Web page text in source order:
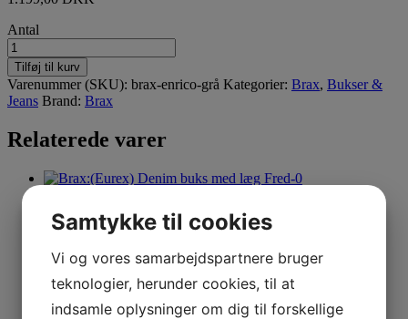
Antal
Brax
Enrico
grå
antal
Tilføj til kurv
Varenummer (SKU): brax-enrico-grå Kategorier: Brax, Bukser &
Jeans Brand: Brax
Relaterede varer
Brax:(Eurex) Denim buks med læg
Fred(Str. 46, 48 & 28)
999,00DKK
Samtykke til cookies
Vi og vores samarbejdspartnere bruger
teknologier, herunder cookies, til at
indsamle oplysninger om dig til forskellige